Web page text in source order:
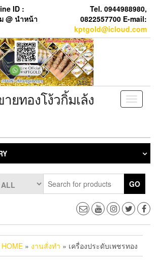
ID :
@ นำหน้า
Tel. 0944988980,
0822557700 E-mail:
kptgold@icloud.com
Toggle
ยทองโง้วกิ้มเล้ง
GO
HOME » งานสั่งทำ » เครื่องประดับเพชรทอง